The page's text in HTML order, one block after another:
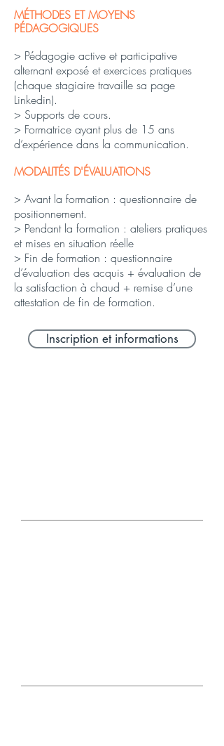
MÉTHODES ET MOYENS
PÉDAGOGIQUES
> Pédagogie active et participative
alternant exposé et exercices pratiques
(chaque stagiaire travaille sa page
Linkedin).
> Supports de cours.
> Formatrice ayant plus de 15 ans
d’expérience dans la communication.
MODALITÉS D'ÉVALUATIONS
> Avant la formation : questionnaire de
positionnement.
> Pendant la formation : ateliers pratiques
et mises en situation réelle
> Fin de formation : questionnaire
d’évaluation des acquis + évaluation de
la satisfaction à chaud + remise d’une
attestation de fin de formation.
Inscription et informations